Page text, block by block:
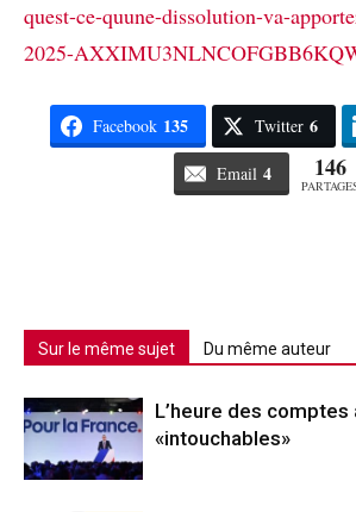
quest-ce-quune-dissolution-va-
2025-
Facebook 135 Twitter 6
Email 4 146
Sur le même sujet Du même auteur
L’heure des
«intouchables»